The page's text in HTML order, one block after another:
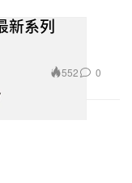
新系列
552 0